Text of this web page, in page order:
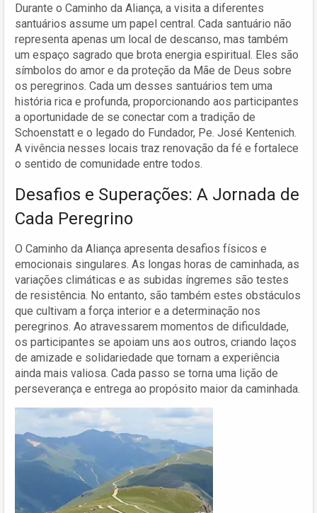
Durante o Caminho da Aliança, a visita a diferentes
santuários assume um papel central. Cada santuário não
representa apenas um local de descanso, mas também
um espaço sagrado que brota energia espiritual. Eles são
símbolos do amor e da proteção da Mãe de Deus sobre
os peregrinos. Cada um desses santuários tem uma
história rica e profunda, proporcionando aos participantes
a oportunidade de se conectar com a tradição de
Schoenstatt e o legado do Fundador, Pe. José Kentenich.
A vivência nesses locais traz renovação da fé e fortalece
o sentido de comunidade entre todos.
Desafios e Superações: A Jornada de
Cada Peregrino
O Caminho da Aliança apresenta desafios físicos e
emocionais singulares. As longas horas de caminhada, as
variações climáticas e as subidas íngremes são testes
de resistência. No entanto, são também estes obstáculos
que cultivam a força interior e a determinação nos
peregrinos. Ao atravessarem momentos de dificuldade,
os participantes se apoiam uns aos outros, criando laços
de amizade e solidariedade que tornam a experiência
ainda mais valiosa. Cada passo se torna uma lição de
perseverança e entrega ao propósito maior da caminhada.